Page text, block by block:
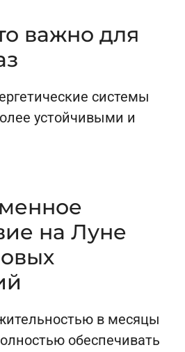
важно для
системы
устойчивыми и
на Луне
в месяцы
обеспечивать